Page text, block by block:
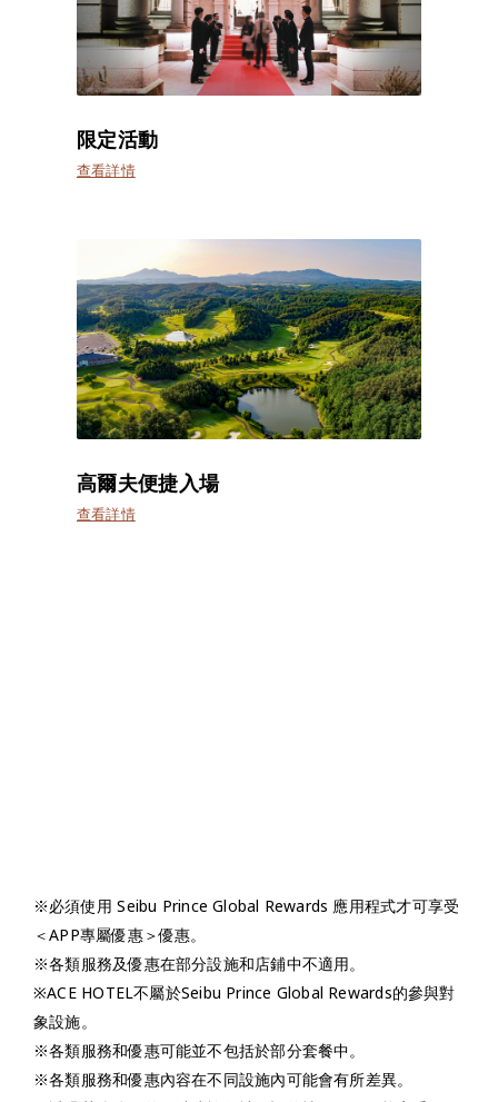
限定活動
查看詳情
高爾夫便捷入場
查看詳情
※必須使用 Seibu Prince Global Rewards 應用程式才可享受
＜APP專屬優惠＞優惠。
※各類服務及優惠在部分設施和店鋪中不適用。
※ACE HOTEL不屬於Seibu Prince Global Rewards的參與對
象設施。
※各類服務和優惠可能並不包括於部分套餐中。
※各類服務和優惠內容在不同設施內可能會有所差異。